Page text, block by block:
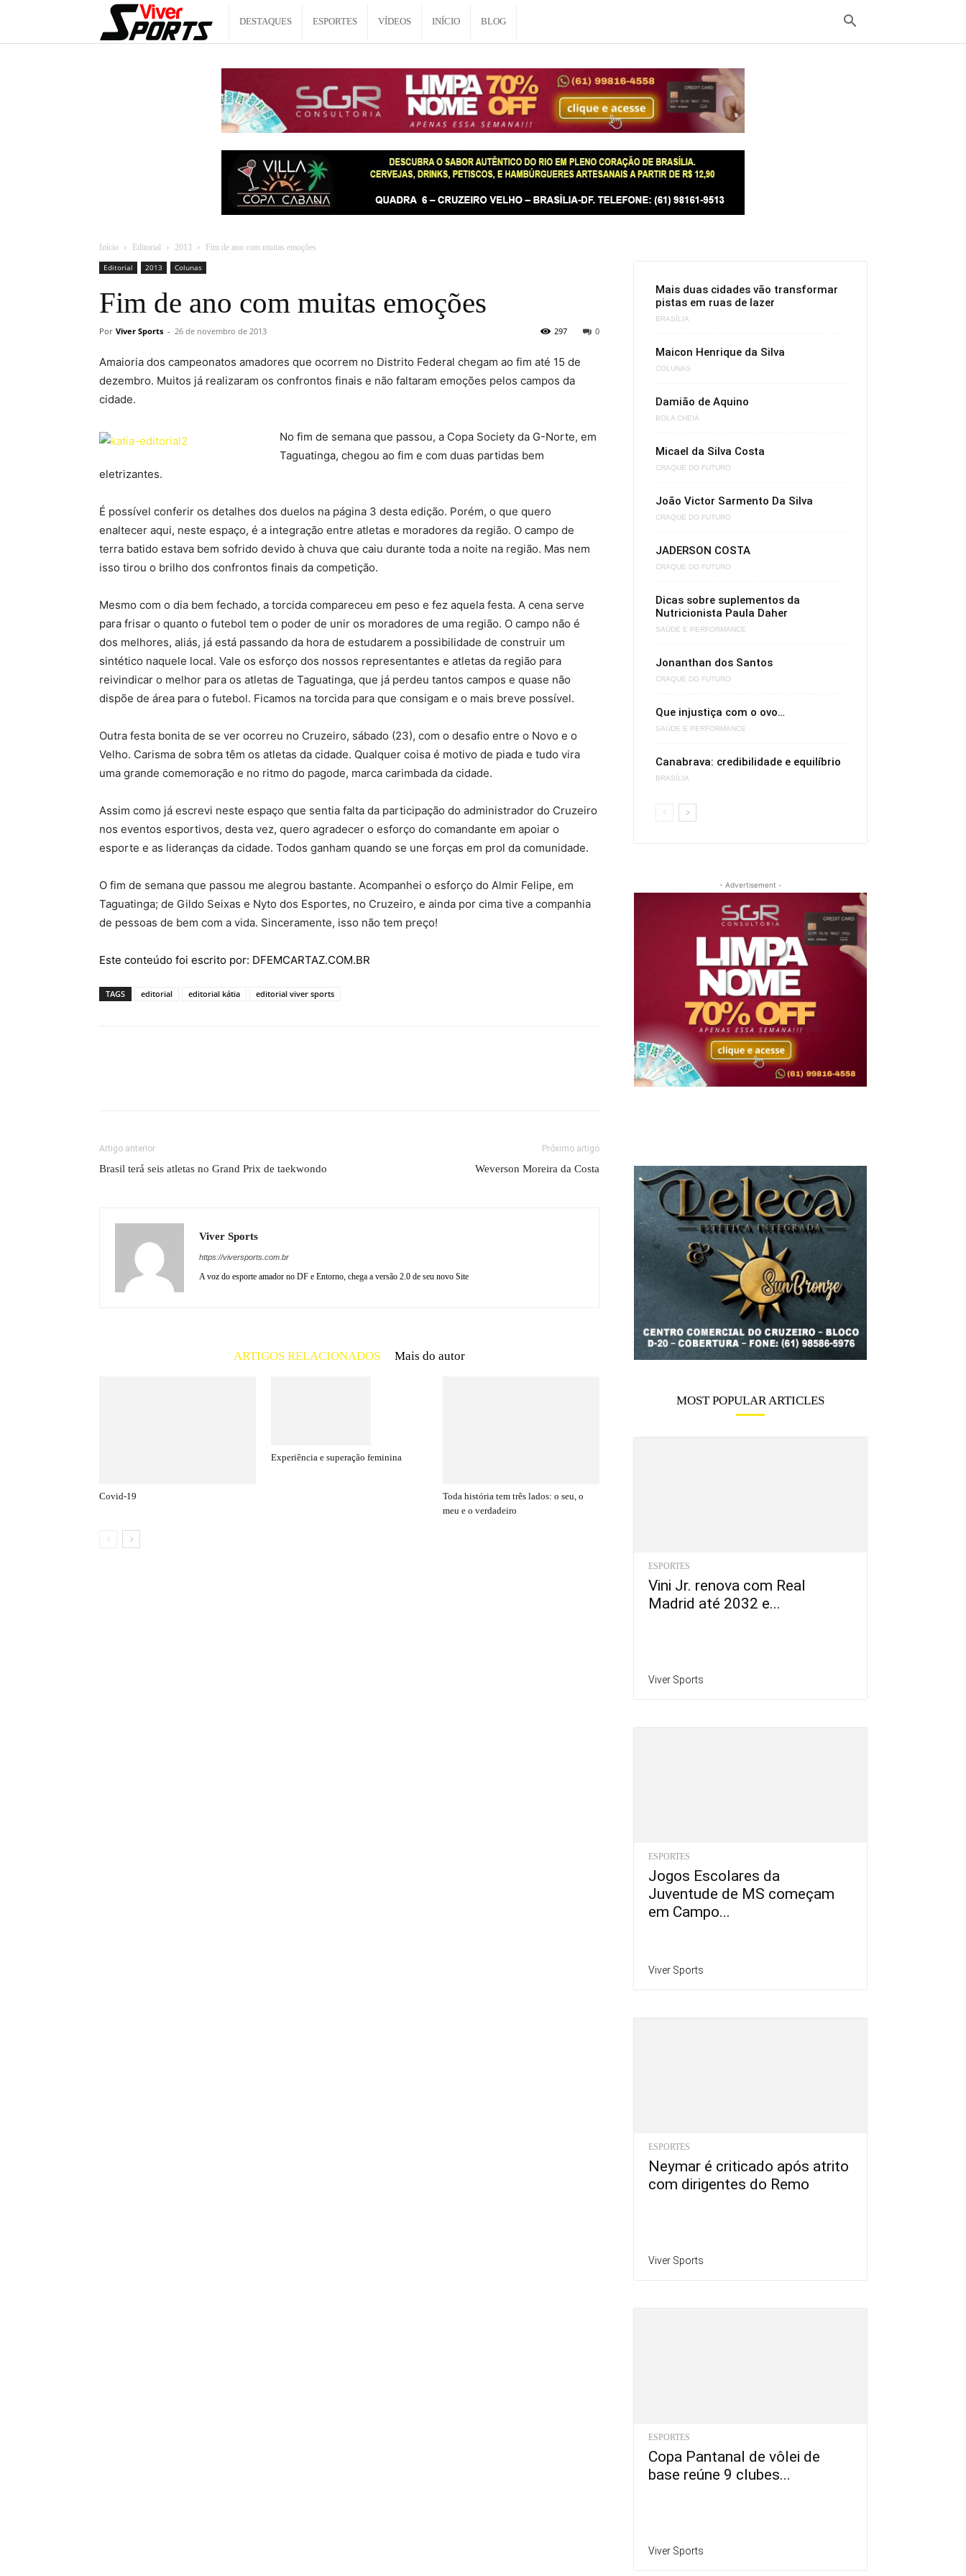
Viver
DESTAQUES ESPORTES VÍDEOS INÍCIO BLOG
Início Editorial 2013
Fim de ano com muitas emoções
Editorial
2013 Colunas
Fim de ano com muitas emoções
Por Viver Sports - 26 de novembro de 2013 0
297
Amaioria dos campeonatos amadores que ocorrem no Distrito Federal chegam ao fim até 15 de
dezembro. Muitos já realizaram os confrontos finais e não faltaram emoções pelos campos da
cidade.
No fim de semana que passou, a Copa Society da G-Norte, em
Taguatinga, chegou ao fim e com duas partidas bem
eletrizantes.
É possível conferir os detalhes dos duelos na página 3 desta edição. Porém, o que quero
enaltecer aqui, neste espaço, é a integração entre atletas e moradores da região. O campo de
terra batido estava bem sofrido devido à chuva que caiu durante toda a noite na região. Mas nem
isso tirou o brilho dos confrontos finais da competição.
Mesmo com o dia bem fechado, a torcida compareceu em peso e fez aquela festa. A cena serve
para frisar o quanto o futebol tem o poder de unir os moradores de uma região. O campo não é
dos melhores, aliás, já está passando da hora de estudarem a possibilidade de construir um
sintético naquele local. Vale os esforço dos nossos representantes e atletas da região para
reivindicar o melhor para os atletas de Taguatinga, que já perdeu tantos campos e quase não
dispõe de área para o futebol. Ficamos na torcida para que consigam e o mais breve possível.
Outra festa bonita de se ver ocorreu no Cruzeiro, sábado (23), com o desafio entre o Novo e o
Velho. Carisma de sobra têm os atletas da cidade. Qualquer coisa é motivo de piada e tudo vira
uma grande comemoração e no ritmo do pagode, marca carimbada da cidade.
Assim como já escrevi neste espaço que sentia falta da participação do administrador do Cruzeiro
nos eventos esportivos, desta vez, quero agradecer o esforço do comandante em apoiar o
esporte e as lideranças da cidade. Todos ganham quando se une forças em prol da comunidade.
O fim de semana que passou me alegrou bastante. Acompanhei o esforço do Almir Felipe, em
Taguatinga; de Gildo Seixas e Nyto dos Esportes, no Cruzeiro, e ainda por cima tive a companhia
de pessoas de bem com a vida. Sinceramente, isso não tem preço!
Este conteúdo foi escrito por: DFEMCARTAZ.COM.BR
TAGS editorial editorial kátia editorial viver sports
Artigo anterior
Brasil terá seis atletas no Grand Prix de taekwondo
Próximo artigo
Weverson Moreira da Costa
Viver Sports
https://viversports.com.br
A voz do esporte amador no DF e Entorno, chega a versão 2.0 de seu novo Site
ARTIGOS RELACIONADOS Mais do autor
Covid-19
Experiência e superação feminina
Toda história tem três lados: o seu, o
meu e o verdadeiro
Mais duas cidades vão transformar
pistas em ruas de lazer
BRASÍLIA
Maicon Henrique da Silva
COLUNAS
Damião de Aquino
BOLA CHEIA
Micael da Silva Costa
CRAQUE DO FUTURO
João Victor Sarmento Da Silva
CRAQUE DO FUTURO
JADERSON COSTA
CRAQUE DO FUTURO
Dicas sobre suplementos da
Nutricionista Paula Daher
SAÚDE E PERFORMANCE
Jonanthan dos Santos
CRAQUE DO FUTURO
Que injustiça com o ovo…
SAÚDE E PERFORMANCE
Canabrava: credibilidade e equilíbrio
BRASÍLIA
- Advertisement -
MOST POPULAR ARTICLES
ESPORTES
Vini Jr. renova com Real
Madrid até 2032 e...
Viver Sports
ESPORTES
Jogos Escolares da
Juventude de MS começam
em Campo...
Viver Sports
ESPORTES
Neymar é criticado após atrito
com dirigentes do Remo
Viver Sports
ESPORTES
Copa Pantanal de vôlei de
base reúne 9 clubes...
Viver Sports